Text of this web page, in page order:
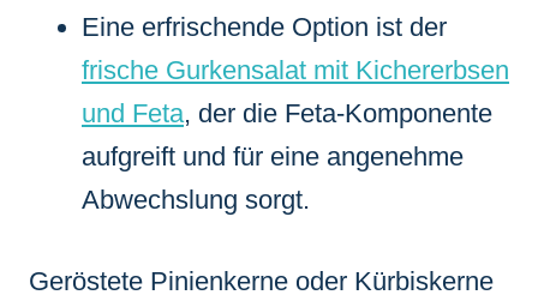
Eine erfrischende Option ist der
frische Gurkensalat mit Kichererbsen
und Feta, der die Feta-Komponente
aufgreift und für eine angenehme
Abwechslung sorgt.
Geröstete Pinienkerne oder Kürbiskerne